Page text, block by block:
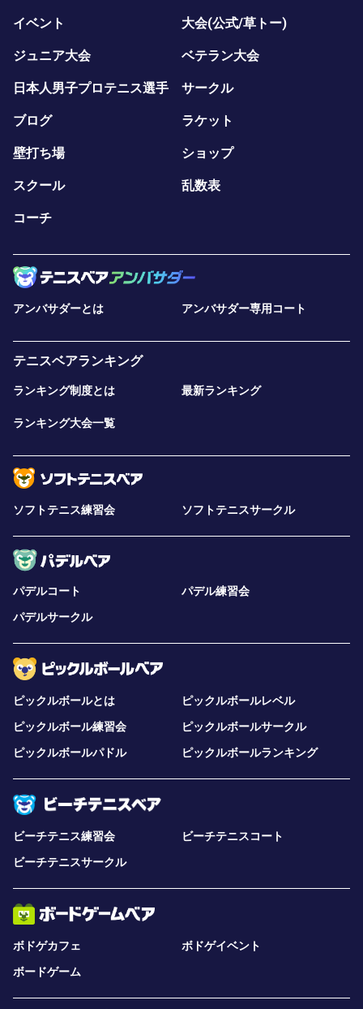
イベント 大会(公式/草トー)
ジュニア大会 ベテラン大会
日本人男子プロテニス選手 サークル
ブログ ラケット
壁打ち場 ショップ
スクール 乱数表
コーチ
アンバサダーとは アンバサダー専用コート
テニスベアランキング
ランキング制度とは 最新ランキング
ランキング大会一覧
ソフトテニス練習会 ソフトテニスサークル
パデルコート
パデル練習会
パデルサークル
ピックルボールとは
ピックルボールレベル
ピックルボール練習会
ピックルボールサークル
ピックルボールパドル
ピックルボールランキング
ビーチテニス練習会
ビーチテニスコート
ビーチテニスサークル
ボドゲカフェ
ボドゲイベント
ボードゲーム